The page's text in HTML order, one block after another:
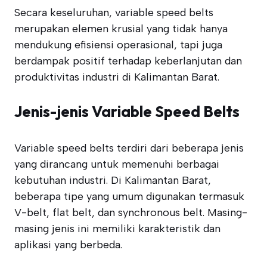
Secara keseluruhan, variable speed belts
merupakan elemen krusial yang tidak hanya
mendukung efisiensi operasional, tapi juga
berdampak positif terhadap keberlanjutan dan
produktivitas industri di Kalimantan Barat.
Jenis-jenis Variable Speed Belts
Variable speed belts terdiri dari beberapa jenis
yang dirancang untuk memenuhi berbagai
kebutuhan industri. Di Kalimantan Barat,
beberapa tipe yang umum digunakan termasuk
V-belt, flat belt, dan synchronous belt. Masing-
masing jenis ini memiliki karakteristik dan
aplikasi yang berbeda.